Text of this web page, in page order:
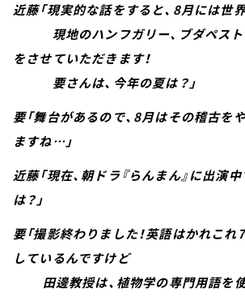
近藤「現実的な話をすると、8月には世
現地のハンフガリー、ブダペスト
をさせていただきます！
要さんは、今年の夏は？」
要「舞台があるので、8月はその稽古を
ますね…」
近藤「現在、朝ドラ『らんまん』に出演
は？」
要「撮影終わりました！英語はかれこれ
しているんですけど
田邊教授は、植物学の専門用語を使